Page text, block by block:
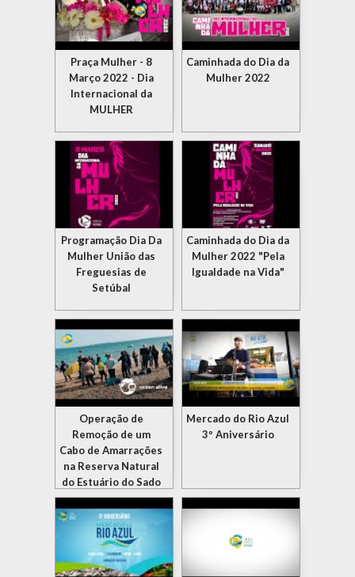
Praça Mulher - 8
Março 2022 - Dia
Internacional da
MULHER
Caminhada do Dia da
Mulher 2022
Programação Dia Da
Mulher União das
Freguesias de
Setúbal
Caminhada do Dia da
Mulher 2022 "Pela
Igualdade na Vida"
Operação de
Remoção de um
Cabo de Amarrações
na Reserva Natural
do Estuário do Sado
Mercado do Rio Azul
3º Aniversário